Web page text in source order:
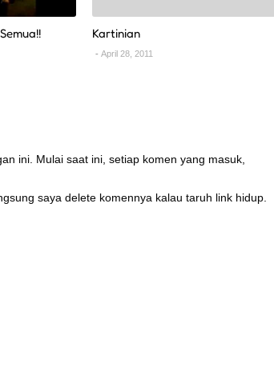
Kartinian
April 28, 2011
ini. Mulai saat ini, setiap komen yang masuk,
saya delete komennya kalau taruh link hidup.